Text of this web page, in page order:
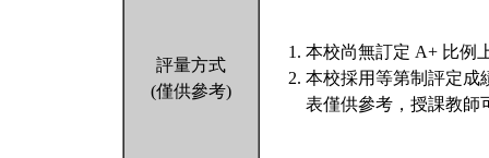
評量方式
(僅供參考)
本校尚無訂定 A+ 比例
本校採用等第制評定成
表僅供參考，授課教師